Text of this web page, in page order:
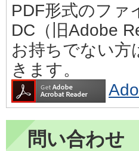
PDF形式のファ
DC（旧Adobe
お持ちでない方
きます。
問い合わせ